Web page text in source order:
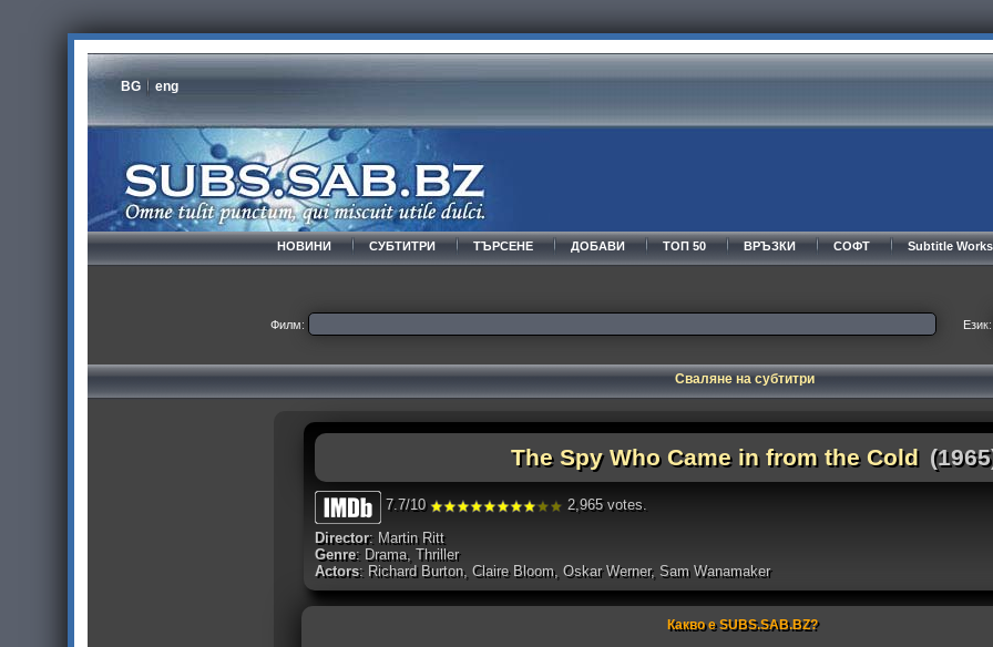
BG eng
НОВИНИ СУБТИТРИ ТЪРСЕНЕ ДОБАВИ ТОП 50 ВРЪЗКИ СОФТ Subtitle
Филм: Език:
Сваляне на субтитри
The Spy Who Came in from the Cold
7.7/10 2,965 votes.
Director: Martin Ritt
Genre: Drama, Thriller
Actors: Richard Burton, Claire Bloom, Oskar Werner, Sam Wanamaker
Какво е SUBS.SAB.BZ?